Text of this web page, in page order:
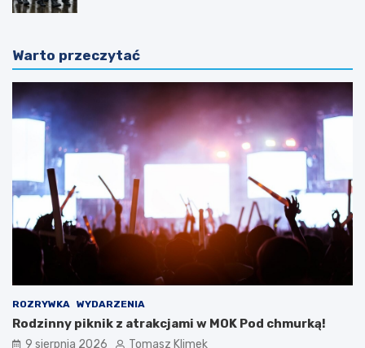
Warto przeczytać
ROZRYWKA WYDARZENIA
Rodzinny piknik z atrakcjami w MOK Pod chmurką!
9 sierpnia 2026 Tomasz Klimek